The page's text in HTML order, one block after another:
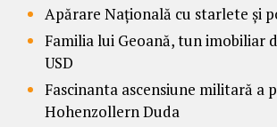
Apărare Națională cu starlete și
Familia lui Geoană, tun imobiliar
USD
Fascinanta ascensiune militară a
Hohenzollern Duda